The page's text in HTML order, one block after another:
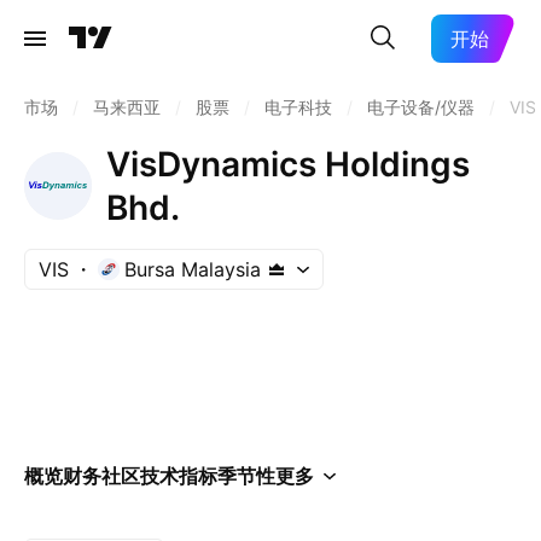
开始
市场 马来西亚 股票 电子科技 电子设备/仪器 VIS
VisDynamics Holdings
Bhd.
VIS Bursa Malaysia
概览财务社区技术指标季节性更多